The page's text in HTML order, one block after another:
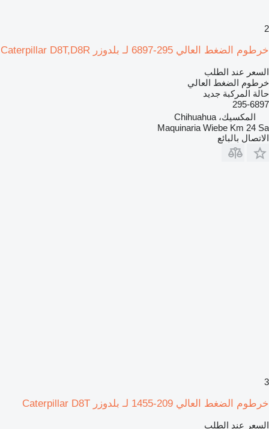
2
خرطوم الضغط العالي 295-6897 لـ بلدوزر Caterpillar D8T,D8R
السعر عند الطلب
خرطوم الضغط العالي
حالة المركبة جديد
295-6897
المكسيك، Chihuahua
Maquinaria Wiebe Km 24 Sa
الاتصال بالبائع
3
خرطوم الضغط العالي 209-1455 لـ بلدوزر Caterpillar D8T
السعر عند الطلب